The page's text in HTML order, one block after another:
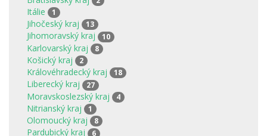
Itálie 1
Jihočeský kraj 13
Jihomoravský kraj 10
Karlovarský kraj 8
Košický kraj 2
Královéhradecký kraj 18
Liberecký kraj 27
Moravskoslezský kraj 4
Nitrianský kraj 1
Olomoucký kraj 8
Pardubický kraj 6